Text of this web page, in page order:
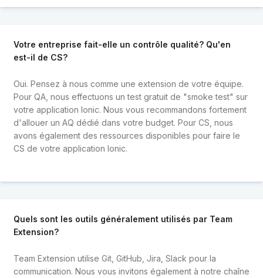
Votre entreprise fait-elle un contrôle qualité? Qu'en
est-il de CS?
Oui. Pensez à nous comme une extension de votre équipe.
Pour QA, nous effectuons un test gratuit de "smoke test" sur
votre application Ionic. Nous vous recommandons fortement
d'allouer un AQ dédié dans votre budget. Pour CS, nous
avons également des ressources disponibles pour faire le
CS de votre application Ionic.
Quels sont les outils généralement utilisés par Team
Extension?
Team Extension utilise Git, GitHub, Jira, Slack pour la
communication. Nous vous invitons également à notre chaîne